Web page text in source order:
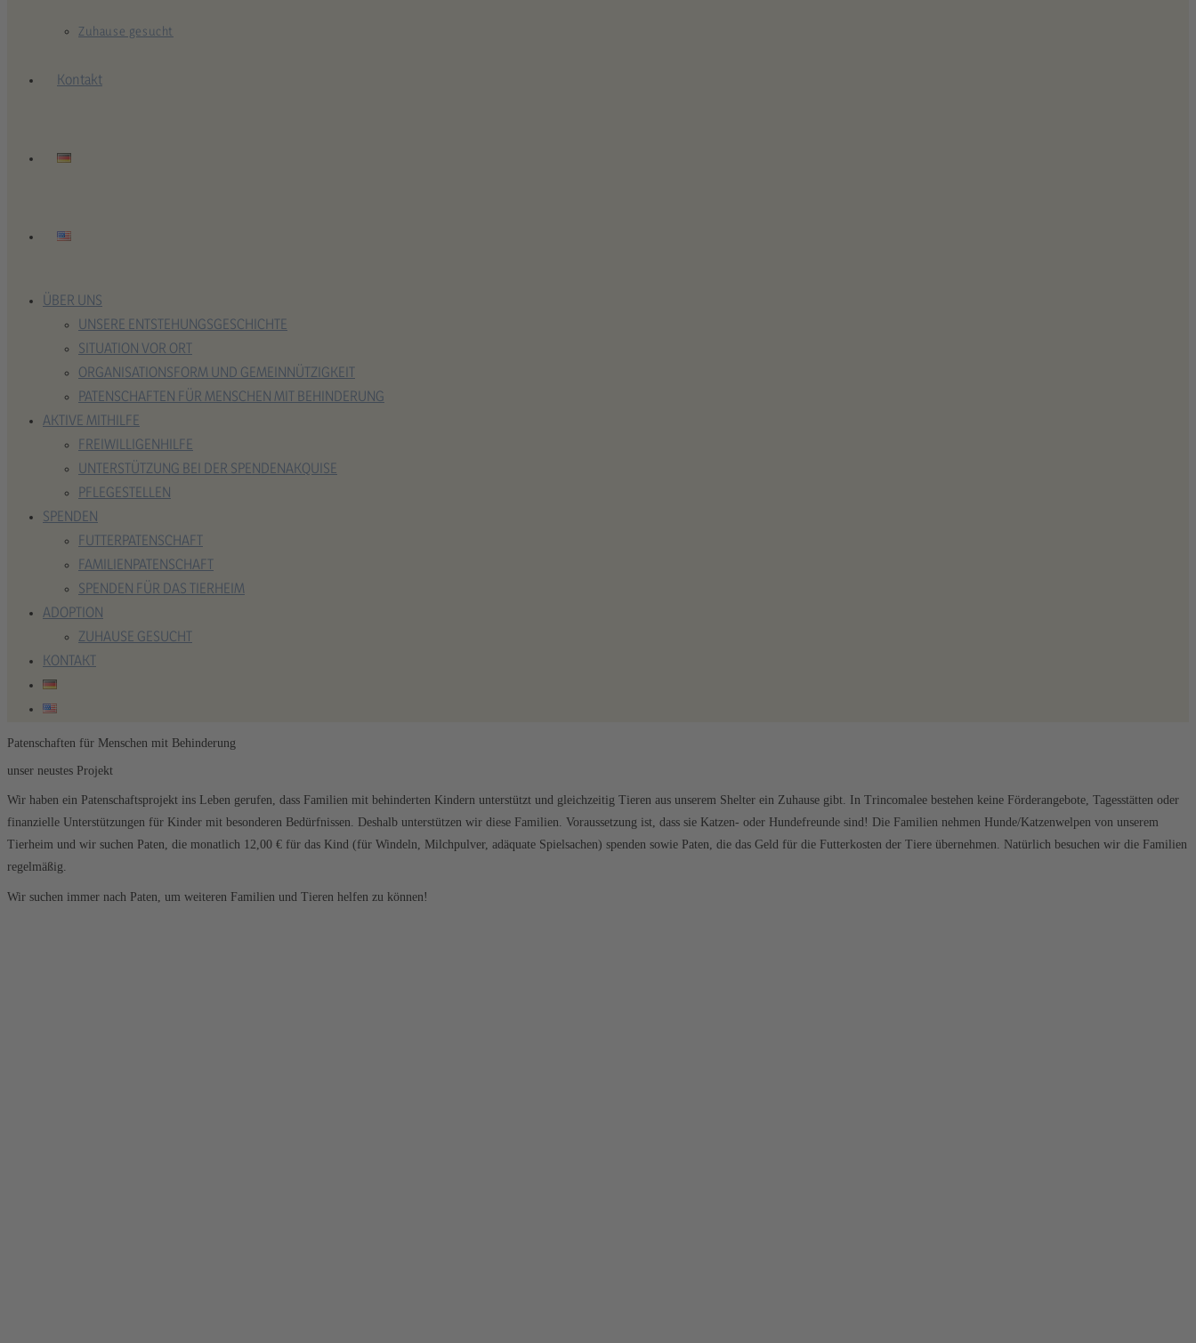
Zuhause gesucht
Kontakt
ÜBER UNS
UNSERE ENTSTEHUNGSGESCHICHTE
SITUATION VOR ORT
ORGANISATIONSFORM UND GEMEINNÜTZIGKEIT
PATENSCHAFTEN FÜR MENSCHEN MIT BEHINDERUNG
AKTIVE MITHILFE
FREIWILLIGENHILFE
UNTERSTÜTZUNG BEI DER SPENDENAKQUISE
PFLEGESTELLEN
SPENDEN
FUTTERPATENSCHAFT
FAMILIENPATENSCHAFT
SPENDEN FÜR DAS TIERHEIM
ADOPTION
ZUHAUSE GESUCHT
KONTAKT
Patenschaften für Menschen mit Behinderung
unser neustes Projekt
Wir haben ein Patenschaftsprojekt ins Leben gerufen, dass Familien mit behinderten Kindern unterstützt und gleichzeitig Tieren aus unserem Shelter ein Zuhause gibt. In Trincomalee bestehen keine Förderangebote, Tagesstätten oder
finanzielle Unterstützungen für Kinder mit besonderen Bedürfnissen. Deshalb unterstützen wir diese Familien. Voraussetzung ist, dass sie Katzen- oder Hundefreunde sind! Die Familien nehmen Hunde/Katzenwelpen von unserem
Tierheim und wir suchen Paten, die monatlich 12,00 € für das Kind (für Windeln, Milchpulver, adäquate Spielsachen) spenden sowie Paten, die das Geld für die Futterkosten der Tiere übernehmen. Natürlich besuchen wir die Familien
regelmäßig.
Wir suchen immer nach Paten, um weiteren Familien und Tieren helfen zu können!